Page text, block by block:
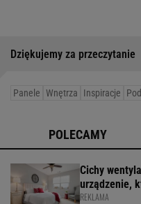
Dziękujemy za przeczytanie
Panele Wnętrza Inspiracje
POLECAMY
Cichy
urządzenie,
REKLAMA